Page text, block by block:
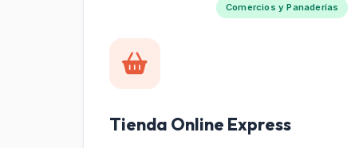
Comercios y Panaderías
Tienda Online Express